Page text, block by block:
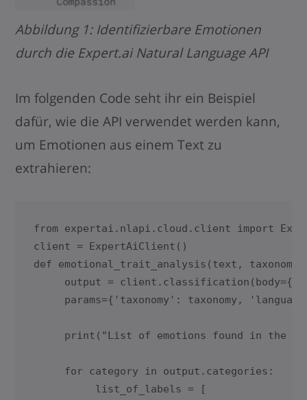
Abbildung 1: Identifizierbare Emotionen
durch die Expert.ai Natural Language API
Im folgenden Code seht ihr ein Beispiel
dafür, wie die API verwendet werden kann,
um Emotionen aus einem Text zu
extrahieren:
from expertai.nlapi.cloud.client import
client = ExpertAiClient()
def emotional_trait_analysis(text,
output =
params={'taxonomy': taxonomy,
print("List of emotions found in the
     for category in output.categories:
          list_of_labels = [